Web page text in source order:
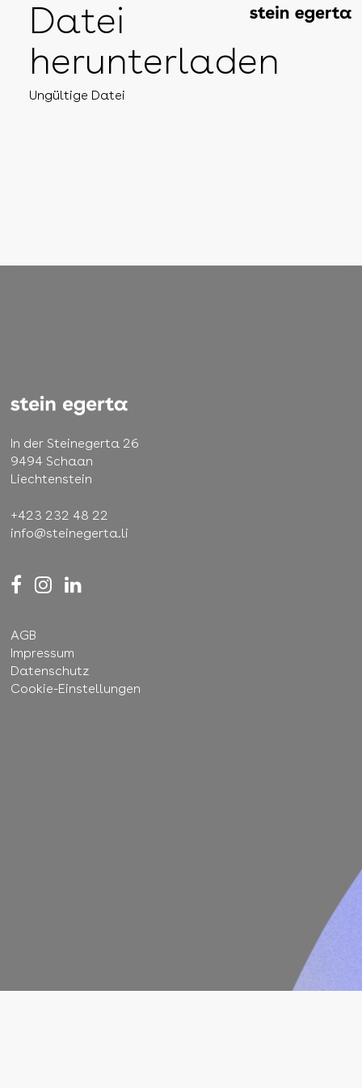
Datei
herunterladen
Ungültige Datei
In der Steinegerta 26
9494 Schaan
Liechtenstein
+423 232 48 22
info@steinegerta.li
AGB
Impressum
Datenschutz
Cookie-Einstellungen